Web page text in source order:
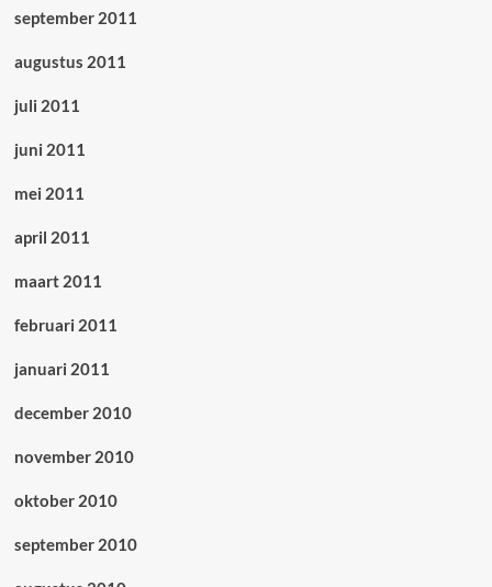
september 2011
augustus 2011
juli 2011
juni 2011
mei 2011
april 2011
maart 2011
februari 2011
januari 2011
december 2010
november 2010
oktober 2010
september 2010